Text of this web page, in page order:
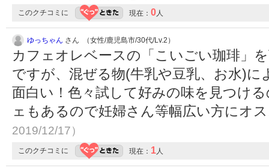
このクチコミに 現在： 0 人
ゆっちゃん さん （女性/鹿児島市/30代/Lv.2）
カフェオレベースの「こいごい珈琲」
ですが、混ぜる物(牛乳や豆乳、お水)
面白い！色々試して好みの味を見つけ
ェもあるので妊婦さん等幅広い方にオ
2019/12/17）
このクチコミに 現在： 1 人